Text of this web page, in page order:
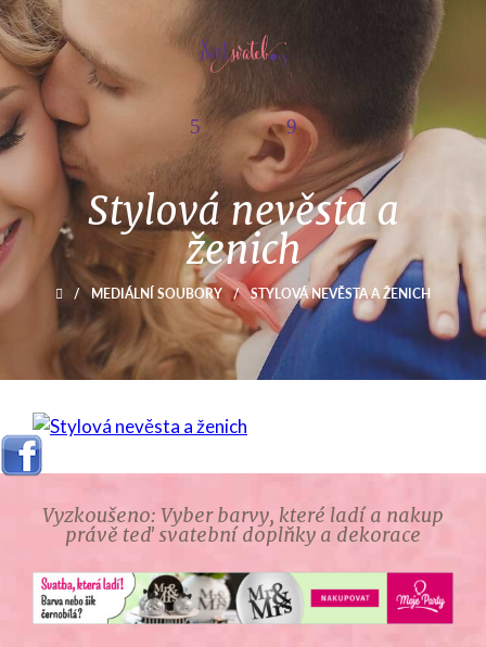
Stylová nevěsta a
ženich
/ MEDIÁLNÍ SOUBORY / STYLOVÁ NEVĚSTA A ŽENICH
Vyzkoušeno: Vyber barvy, které ladí a nakup
právě teď svatební doplňky a dekorace